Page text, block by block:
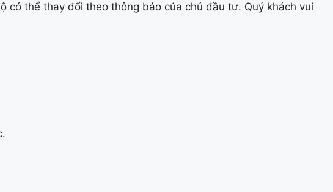
có thể thay đổi theo thông báo của chủ đầu tư. Quý khách vui